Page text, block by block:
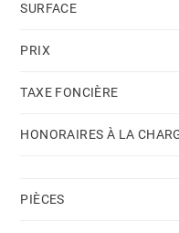
s'ouvre sur un balcon.
combles, un grand
avec un espace
SURFACE
PRIX
TAXE FONCIÈRE
HONORAIRES À LA
PIÈCES